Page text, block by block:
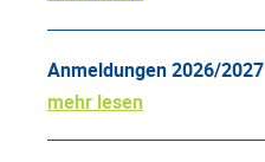
Anmeldungen 2026/2027
mehr lesen